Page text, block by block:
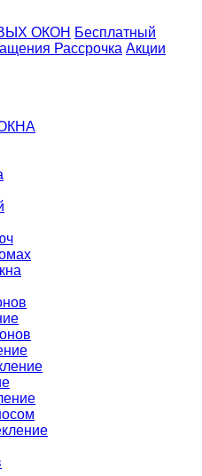
ОКОН Бесплатный
Рассрочка Акции